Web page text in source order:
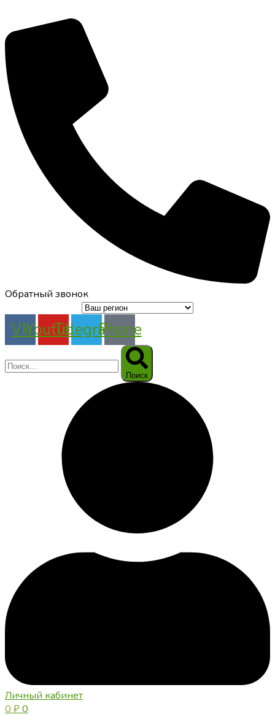
содержимому
Обратный звонок
VkYoutubeTelegramPhone
Поиск
Личный кабинет
0 ₽0